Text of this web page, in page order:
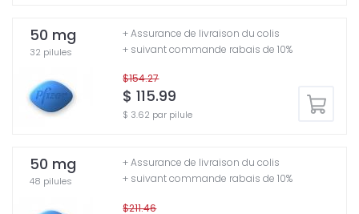
50 mg
32 pilules
$154.27
$ 115.99
$ 3.62 par pilule
+ Assurance de livraison du colis
+ suivant commande rabais de 10%
50 mg
48 pilules
$211.46
+ Assurance de livraison du colis
+ suivant commande rabais de 10%